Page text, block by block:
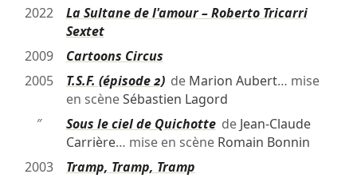
2022
La Sultane de l'amour – Roberto Tricarri
Sextet
2009
Cartoons Circus
2005
T.S.F. (épisode 2)de Marion Aubert… mise
en scèneSébastien Lagord
″
Sous le ciel de Quichottede Jean-Claude
Carrière… mise en scène Romain Bonnin
2003
Tramp, Tramp, Tramp